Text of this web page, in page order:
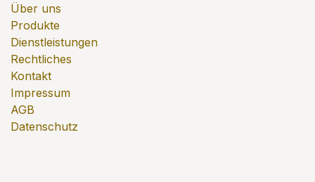
Über uns
Produkte
Dienstleistungen
Rechtliches
Kontakt
Impressum
AGB
Datenschutz